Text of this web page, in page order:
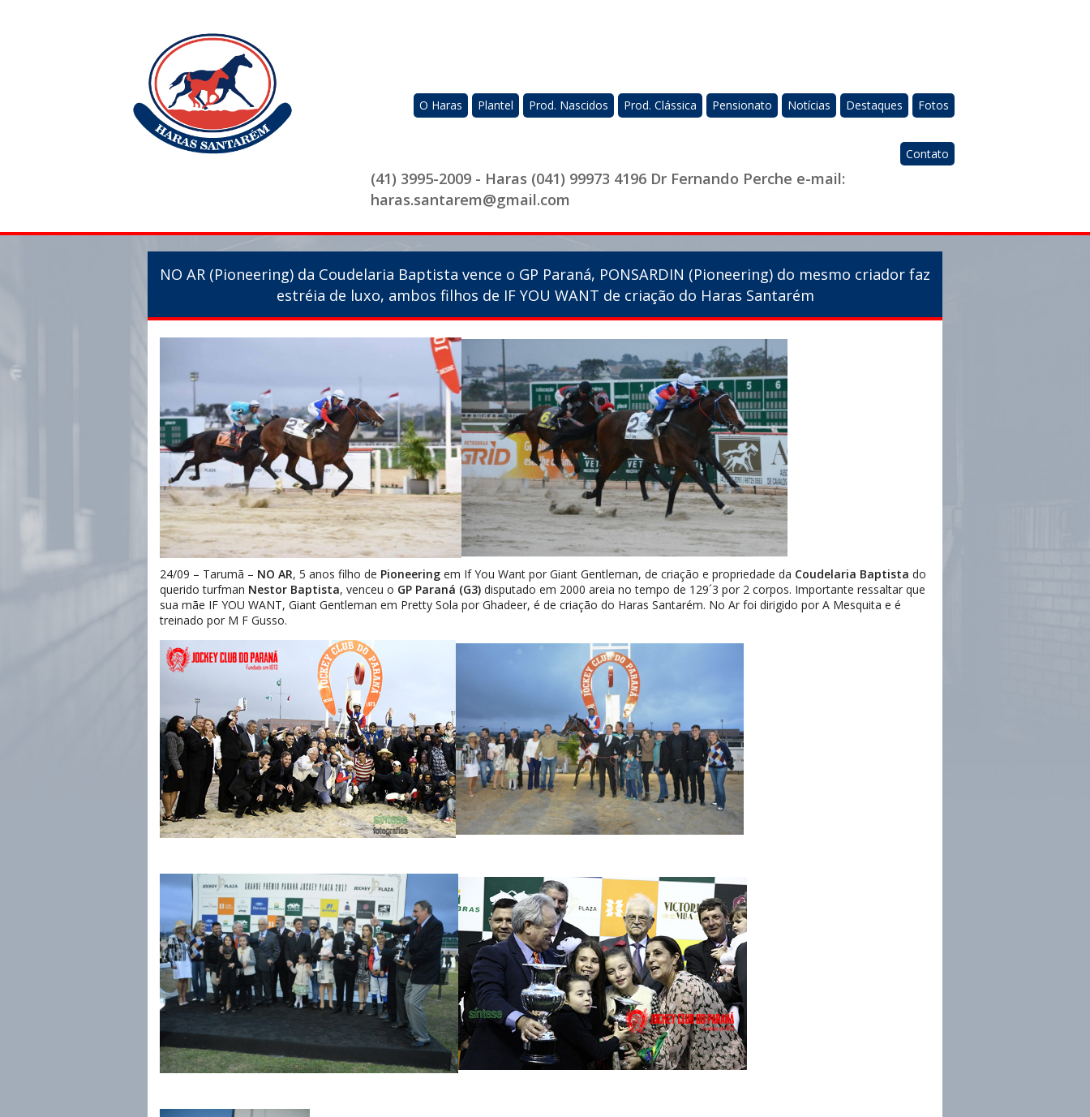
O Haras Plantel Prod. Nascidos Prod. Clássica Pensionato Notícias Destaques Fotos
Contato
(41) 3995-2009 - Haras (041) 99973 4196 Dr Fernando Perche e-mail:
haras.santarem@gmail.com
NO AR (Pioneering) da Coudelaria Baptista vence o GP Paraná, PONSARDIN (Pioneering) do mesmo criador faz
estréia de luxo, ambos filhos de IF YOU WANT de criação do Haras Santarém
24/09 – Tarumã – NO AR, 5 anos filho de Pioneering em If You Want por Giant Gentleman, de criação e propriedade da Coudelaria Baptista do
querido turfman Nestor Baptista, venceu o GP Paraná (G3) disputado em 2000 areia no tempo de 129´3 por 2 corpos. Importante ressaltar que
sua mãe IF YOU WANT, Giant Gentleman em Pretty Sola por Ghadeer, é de criação do Haras Santarém. No Ar foi dirigido por A Mesquita e é
treinado por M F Gusso.